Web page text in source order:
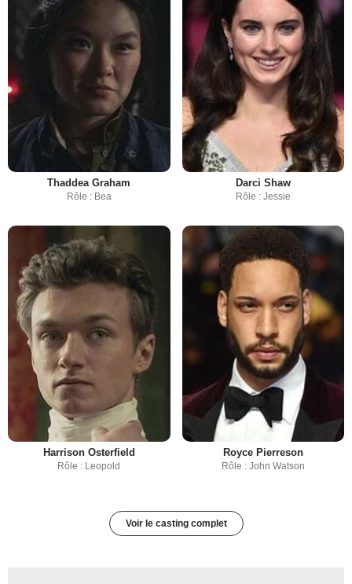
Thaddea Graham
Rôle : Bea
Darci Shaw
Rôle : Jessie
Harrison Osterfield
Rôle : Leopold
Royce Pierreson
Rôle : John Watson
Voir le casting complet